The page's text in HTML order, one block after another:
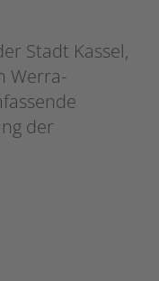
Stadt Kassel,
Werra-
der